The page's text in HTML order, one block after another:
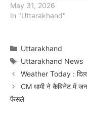
May 31, 2026
In "Uttarakhand"
Categories
Uttarakhand
Tags
Uttarakhand News
Weather Today :
CM धामी ने कैबिनेट में
फैसले